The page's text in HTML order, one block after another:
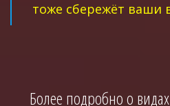
тоже сбережёт ваши
Более подробно о